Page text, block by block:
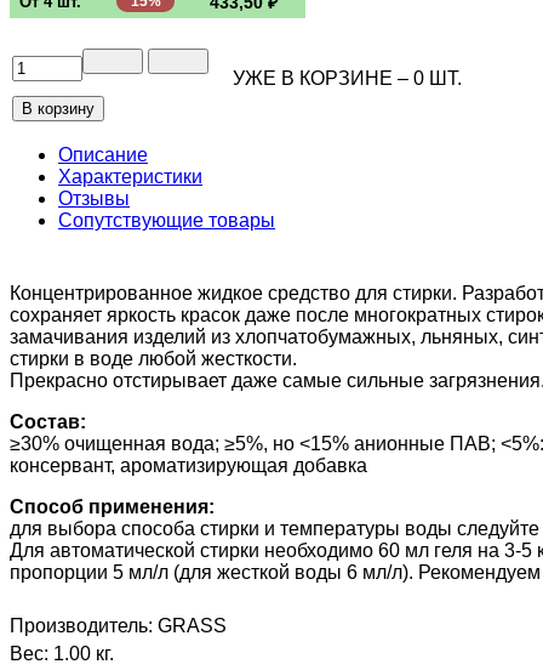
УЖЕ В КОРЗИНЕ – 0 ШТ.
Описание
Характеристики
Отзывы
Сопутствующие товары
Концентрированное жидкое средство для стирки.
сохраняет яркость красок даже после многократных
замачивания изделий из хлопчатобумажных, льняных,
стирки в воде любой жесткости.
Прекрасно отстирывает даже самые сильные
Состав:
≥30% очищенная вода; ≥5%, но <15% анионные ПАВ;
консервант, ароматизирующая добавка
Способ применения:
для выбора способа стирки и температуры воды
Для автоматической стирки необходимо 60 мл геля на 3-5
пропорции 5 мл/л (для жесткой воды 6 мл/л).
Производитель: GRASS
Вес: 1.00 кг.